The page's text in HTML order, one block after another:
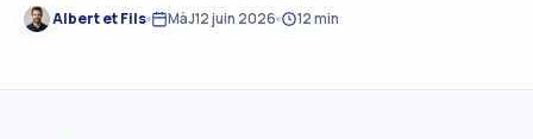
Albert et Fils MàJ12 juin 2026 12 min